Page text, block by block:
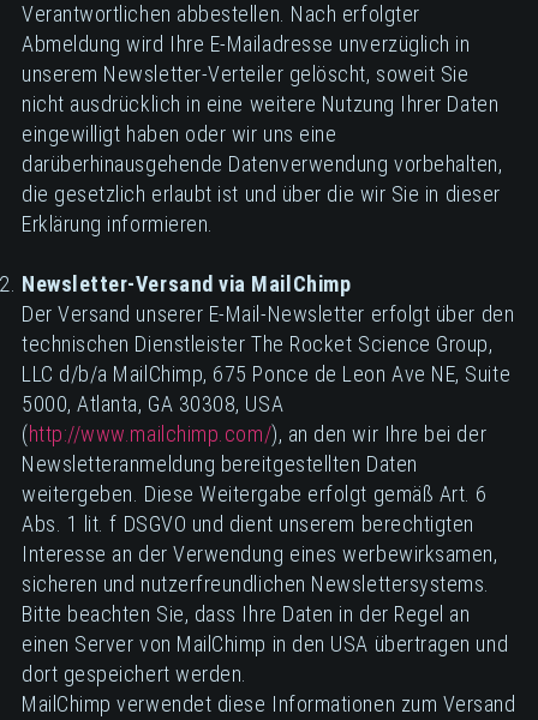
Verantwortlichen abbestellen. Nach erfolgter
Abmeldung wird Ihre E-Mailadresse unverzüglich in
unserem Newsletter-Verteiler gelöscht, soweit Sie
nicht ausdrücklich in eine weitere Nutzung Ihrer Daten
eingewilligt haben oder wir uns eine
darüberhinausgehende Datenverwendung vorbehalten,
die gesetzlich erlaubt ist und über die wir Sie in dieser
Erklärung informieren.
Newsletter-Versand via MailChimp
Der Versand unserer E-Mail-Newsletter erfolgt über den
technischen Dienstleister The Rocket Science Group,
LLC d/b/a MailChimp, 675 Ponce de Leon Ave NE, Suite
5000, Atlanta, GA 30308, USA
(http://www.mailchimp.com/), an den wir Ihre bei der
Newsletteranmeldung bereitgestellten Daten
weitergeben. Diese Weitergabe erfolgt gemäß Art. 6
Abs. 1 lit. f DSGVO und dient unserem berechtigten
Interesse an der Verwendung eines werbewirksamen,
sicheren und nutzerfreundlichen Newslettersystems.
Bitte beachten Sie, dass Ihre Daten in der Regel an
einen Server von MailChimp in den USA übertragen und
dort gespeichert werden.
MailChimp verwendet diese Informationen zum Versand